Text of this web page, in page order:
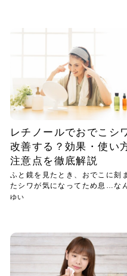
レチノールでおでこシ
改善する？効果・使い
注意点を徹底解説
ふと鏡を見たとき、おでこに刻
たシワが気になってため息…な
経験...
ゆい